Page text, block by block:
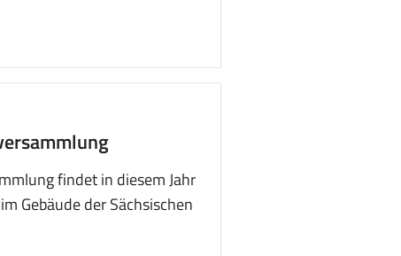
findet in diesem Jahr
Gebäude der Sächsischen